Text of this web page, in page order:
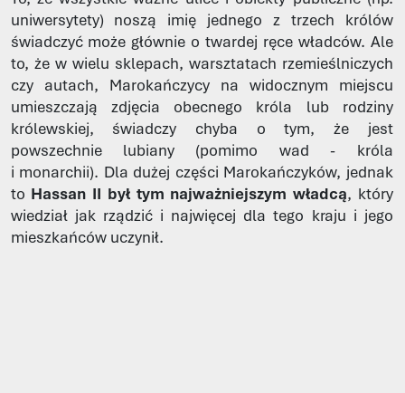
uniwersytety) noszą imię jednego z trzech królów
świadczyć może głównie o twardej ręce władców. Ale
to, że w wielu sklepach, warsztatach rzemieślniczych
czy autach, Marokańczycy na widocznym miejscu
umieszczają zdjęcia obecnego króla lub rodziny
królewskiej, świadczy chyba o tym, że jest
powszechnie lubiany (pomimo wad - króla
i monarchii). Dla dużej części Marokańczyków, jednak
to Hassan II był tym najważniejszym władcą, który
wiedział jak rządzić i najwięcej dla tego kraju i jego
mieszkańców uczynił.